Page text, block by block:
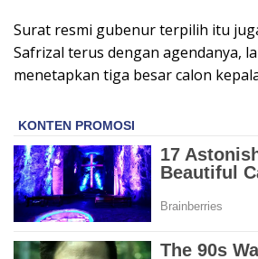
Surat resmi gubenur terpilih itu
Safrizal terus dengan agendanya,
menetapkan tiga besar calon